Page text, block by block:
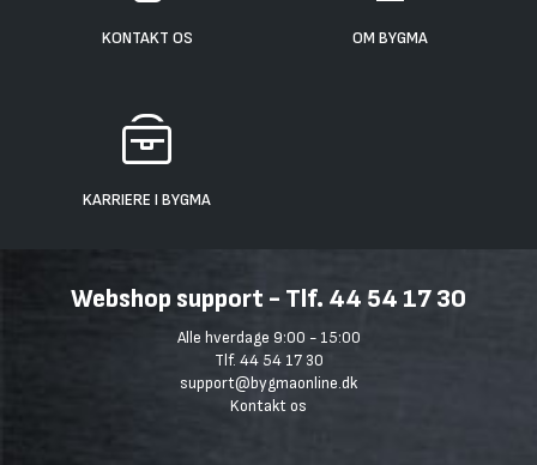
KONTAKT OS OM BYGMA
KARRIERE I BYGMA
Webshop support - Tlf. 44 54 17 30
Alle hverdage 9:00 - 15:00
Tlf. 44 54 17 30
support@bygmaonline.dk
Kontakt os